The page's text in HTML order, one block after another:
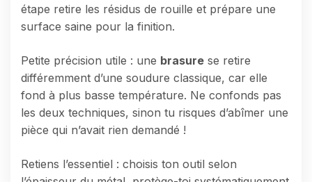
étape retire les résidus de rouille et prépare une
surface saine pour la finition.
Petite précision utile : une brasure se retire
différemment d’une soudure classique, car elle
fond à plus basse température. Ne confonds pas
les deux techniques, sinon tu risques d’abîmer une
pièce qui n’avait rien demandé !
Retiens l’essentiel : choisis ton outil selon